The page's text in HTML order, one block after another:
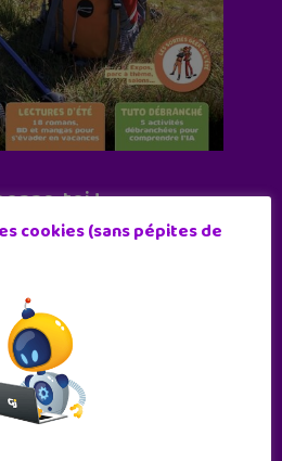
toi !
par an
M'ABONNE !
cookies (sans pépites de